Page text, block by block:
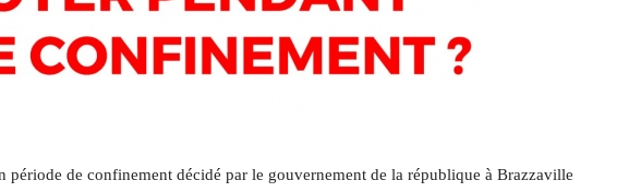
période de confinement décidé par le gouvernement de la république à Brazzaville